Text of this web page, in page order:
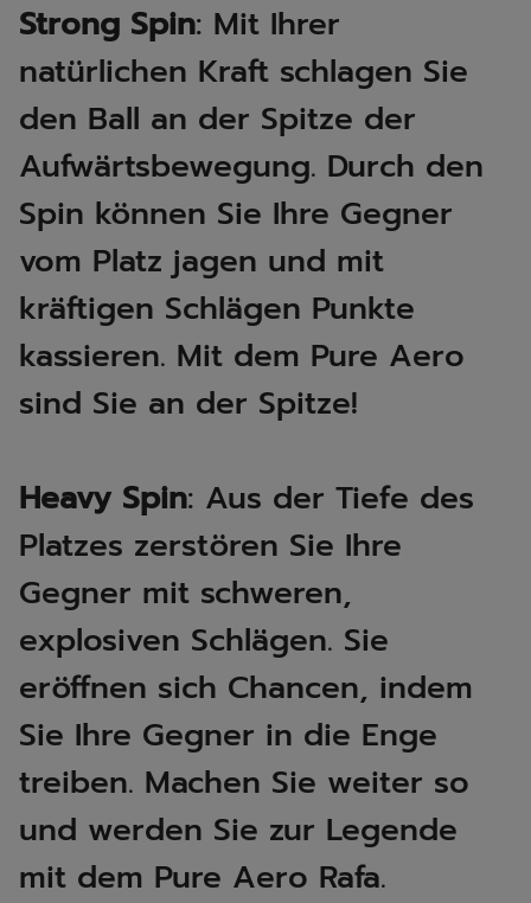
Strong Spin: Mit Ihrer
natürlichen Kraft schlagen Sie
den Ball an der Spitze der
Aufwärtsbewegung. Durch den
Spin können Sie Ihre Gegner
vom Platz jagen und mit
kräftigen Schlägen Punkte
kassieren. Mit dem Pure Aero
sind Sie an der Spitze!
Heavy Spin: Aus der Tiefe des
Platzes zerstören Sie Ihre
Gegner mit schweren,
explosiven Schlägen. Sie
eröffnen sich Chancen, indem
Sie Ihre Gegner in die Enge
treiben. Machen Sie weiter so
und werden Sie zur Legende
mit dem Pure Aero Rafa. ​